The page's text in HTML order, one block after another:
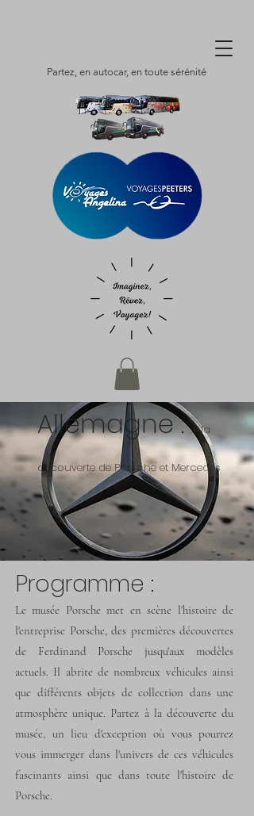
Partez, en autocar, en toute sérénité
Allemagne :A la
découverte de Porsche et Mercedes
Programme :
Le musée Porsche met en scène l'histoire de
l'entreprise Porsche, des premières découvertes
de Ferdinand Porsche jusqu'aux modèles
actuels. Il abrite de nombreux véhicules ainsi
que différents objets de collection dans une
atmosphère unique. Partez à la découverte du
musée, un lieu d'exception où vous pourrez
vous immerger dans l'univers de ces véhicules
fascinants ainsi que dans toute l'histoire de
Porsche.